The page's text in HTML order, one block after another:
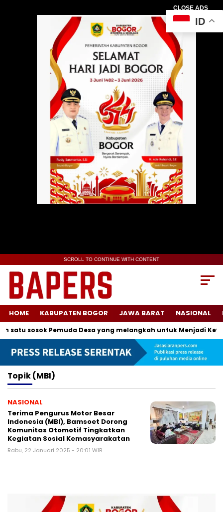
CLOSE ADS
SCROLL TO CONTINUE WITH CONTENT
HOME KABUPATEN BOGOR JAWA BARAT NASIONAL
sosok Pemuda Desa yang melangkah untuk Menjadi
Topik(MBI)
NASIONAL
Terima Pengurus Motor Besar
Indonesia (MBI), Bamsoet Dorong
Komunitas Otomotif Tingkatkan
Kegiatan Sosial Kemasyarakatan
Rabu, 22 Januari 2025 - 20:01 WIB
ID